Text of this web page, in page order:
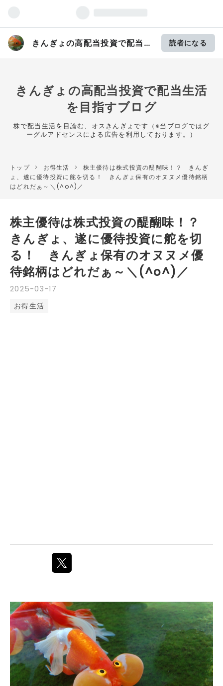
きんぎょの高配当投資で配当生
読者になる
きんぎょの高配当投資で配当生活
を目指すブログ
株で配当生活を目論む、オスきんぎょです（※当ブログではグ
ーグルアドセンスによる広告を利用しております。）
トップ > お得生活 >
株主優待は株式投資の醍醐味！？ きんぎ
ょ、遂に優待投資に舵を切る！ きんぎょ保有のオヌヌメ優待銘柄
はどれだぁ～＼(^o^)／
2025-03-17
株主優待は株式投資の醍醐味！？
きんぎょ、遂に優待投資に舵を切
る！ きんぎょ保有のオヌヌメ優
待銘柄はどれだぁ～＼(^o^)／
お得生活